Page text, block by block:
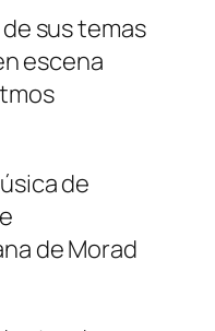
sus temas
escena
de
de Morad